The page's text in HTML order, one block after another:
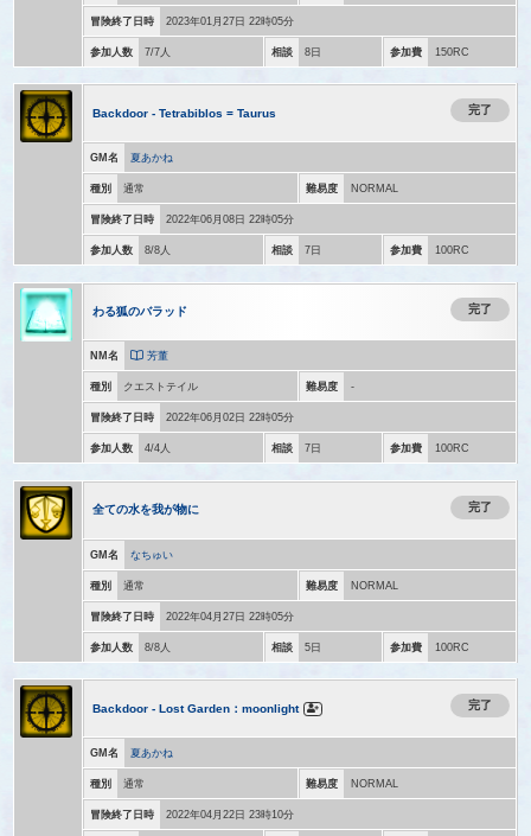
冒険終了日時 2023年01月27日 22時05分
参加人数 7/7人 相談 8日 参加費 150RC
Backdoor - Tetrabiblos = Taurus 完了
GM名 夏あかね
種別 通常 難易度 NORMAL
冒険終了日時 2022年06月08日 22時05分
参加人数 8/8人 相談 7日 参加費 100RC
わる狐のバラッド 完了
NM名 芳董
種別 クエストテイル 難易度 -
冒険終了日時 2022年06月02日 22時05分
参加人数 4/4人 相談 7日 参加費 100RC
全ての水を我が物に 完了
GM名 なちゅい
種別 通常 難易度 NORMAL
冒険終了日時 2022年04月27日 22時05分
参加人数 8/8人 相談 5日 参加費 100RC
Backdoor - Lost Garden：moonlight 完了
GM名 夏あかね
種別 通常 難易度 NORMAL
冒険終了日時 2022年04月22日 23時10分